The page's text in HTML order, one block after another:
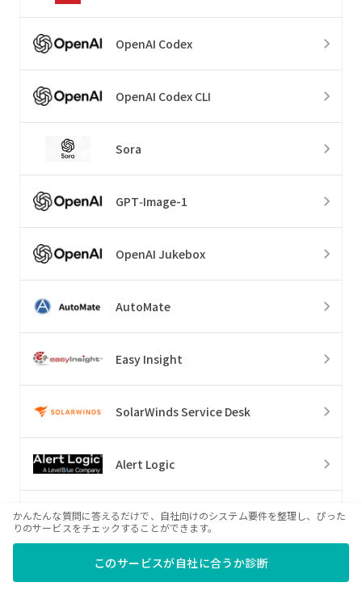
OpenAI Codex
OpenAI Codex CLI
Sora
GPT‑Image-1
OpenAI Jukebox
AutoMate
Easy Insight
SolarWinds Service Desk
Alert Logic
Hubstaff
Cadient
かんたんな質問に答えるだけで、自社向けのシステム要件を整理し、ぴった
りのサービスをチェックすることができます。
このサービスが自社に合うか診断